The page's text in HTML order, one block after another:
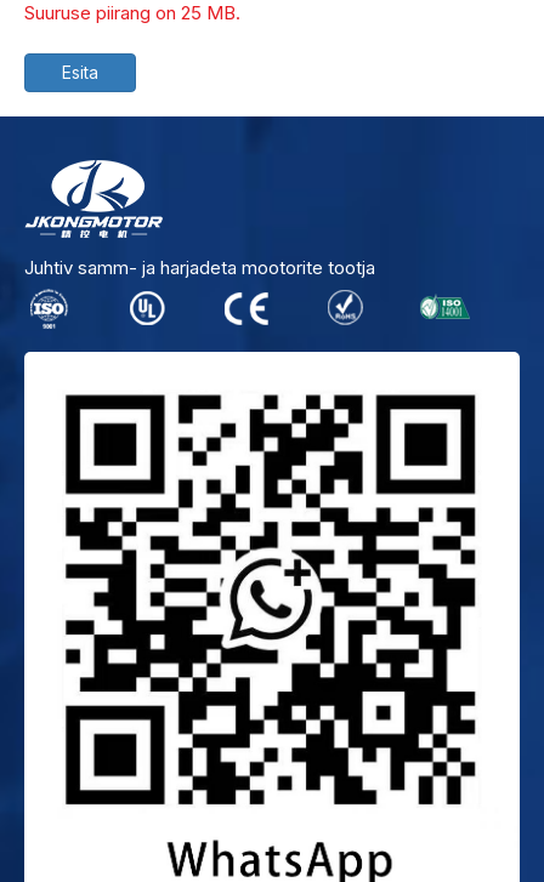
Suuruse piirang on 25 MB.
Esita
Juhtiv samm- ja harjadeta mootorite tootja